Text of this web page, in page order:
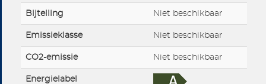
Bijtelling Niet beschikbaar
Emissieklasse Niet beschikbaar
CO2-emissie Niet beschikbaar
Energielabel